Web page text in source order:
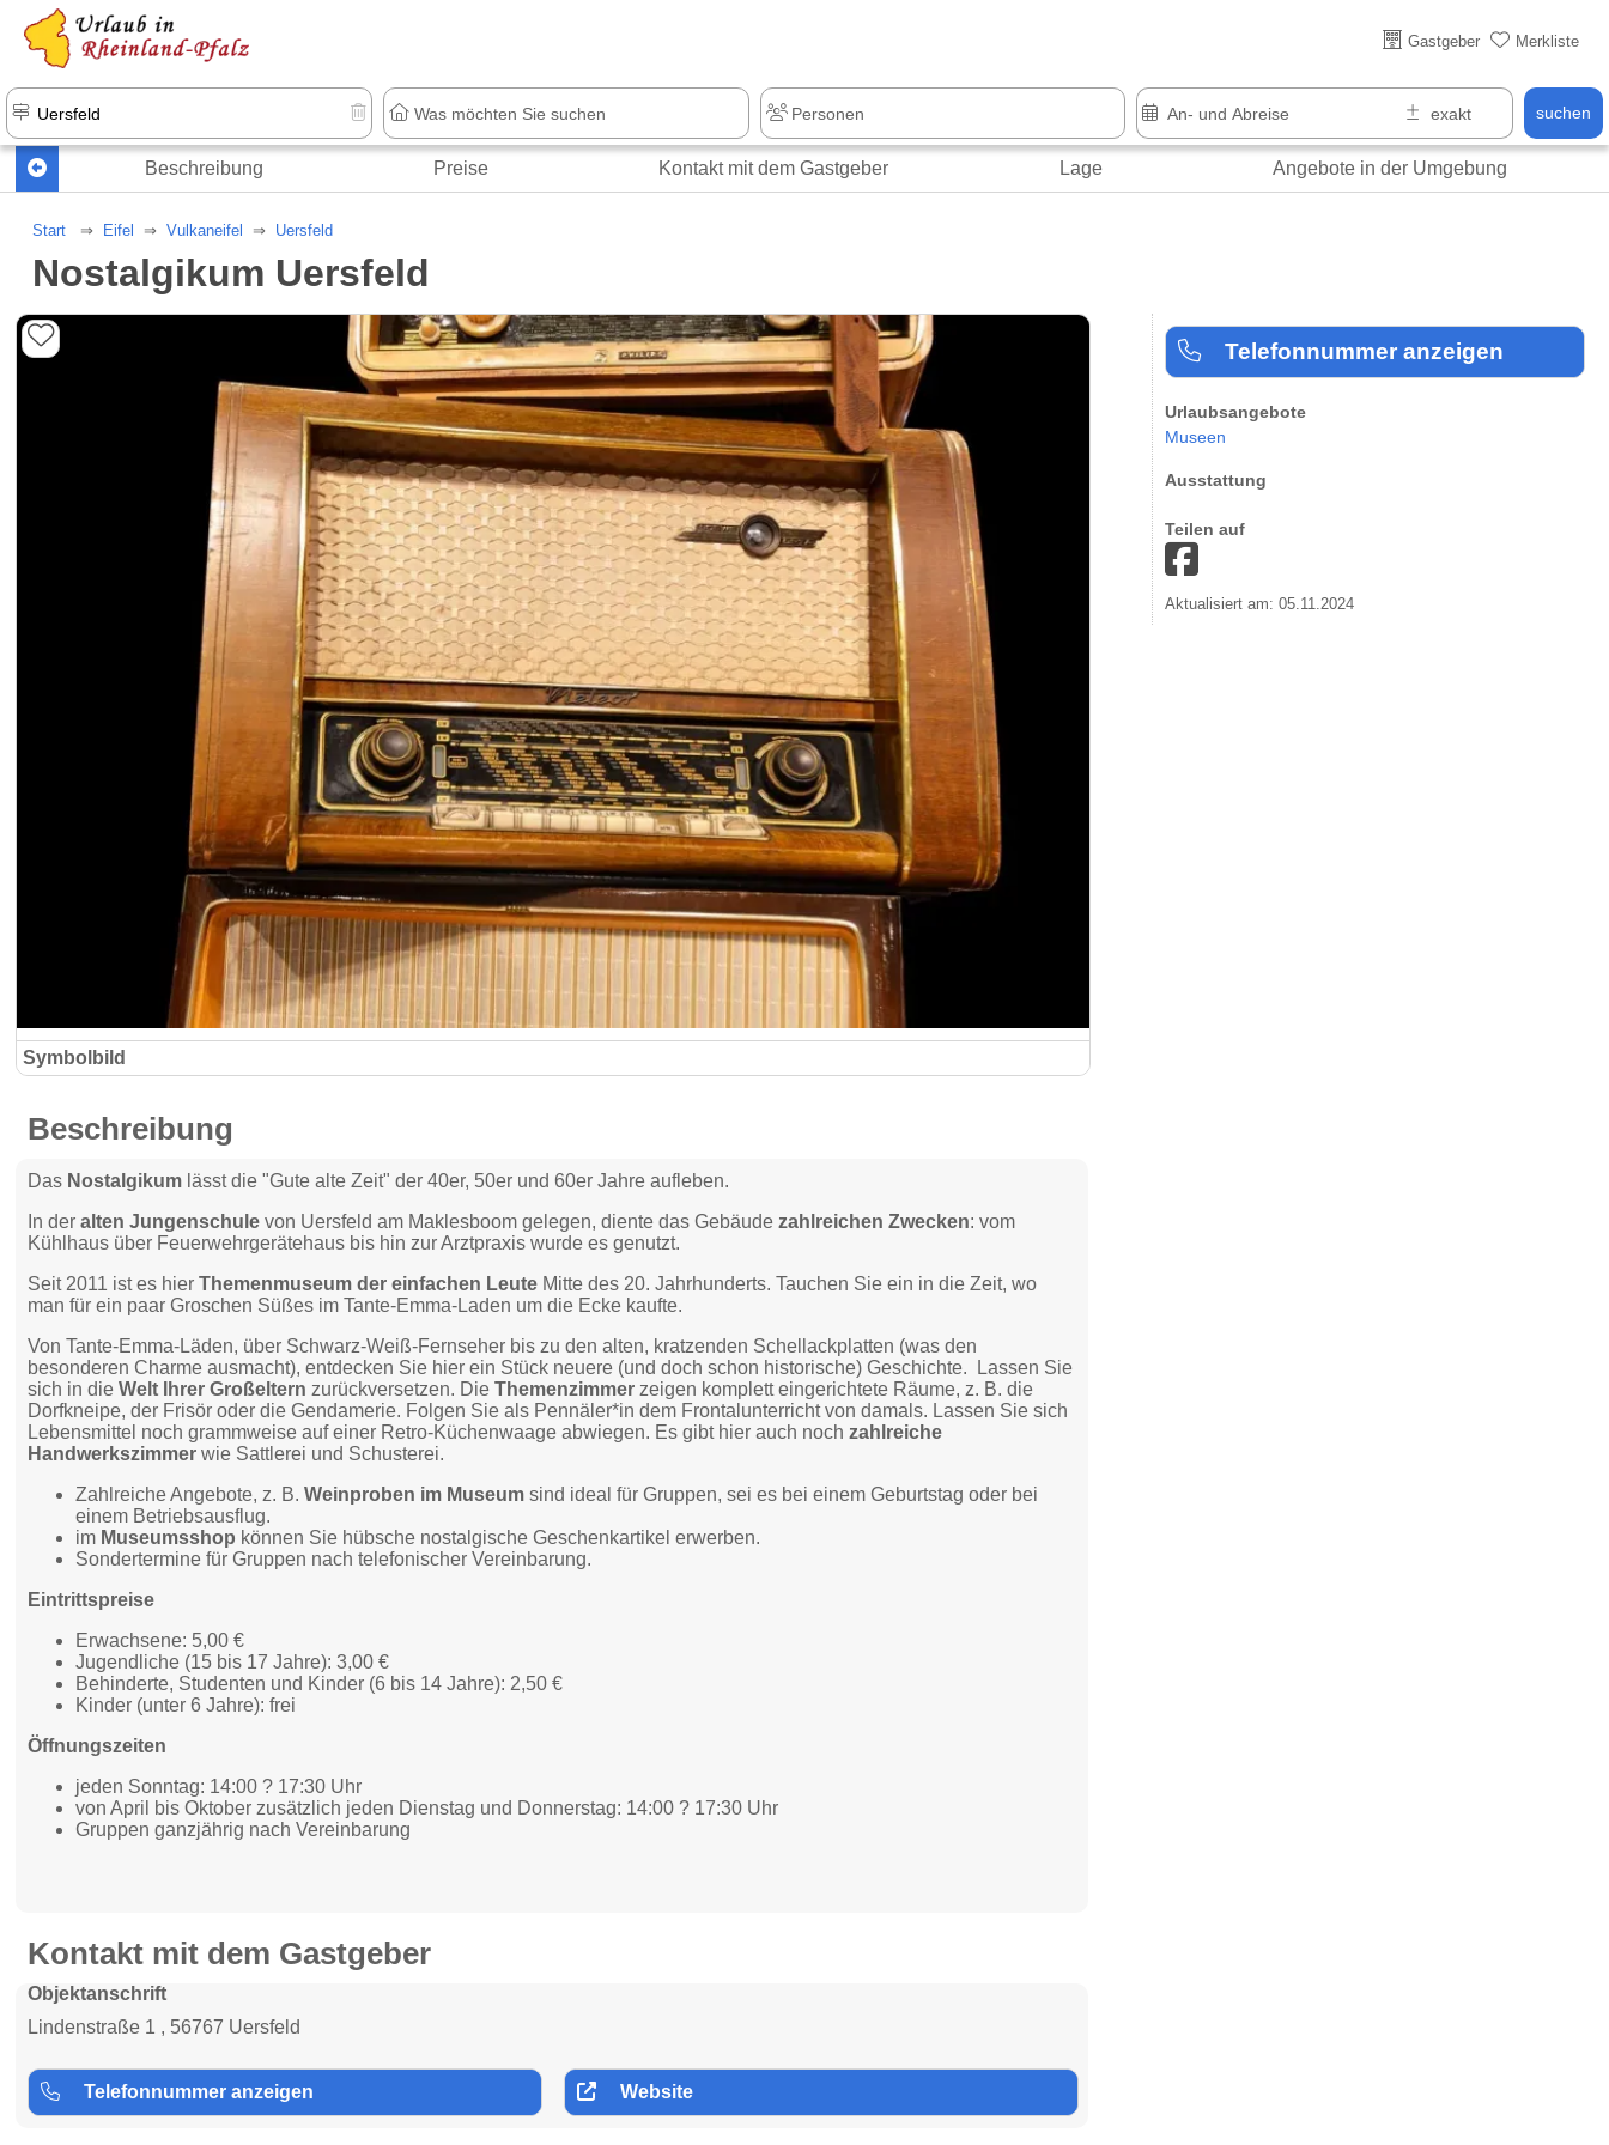
Gastgeber Merkliste
suchen
Über 25 Jahre online
Beschreibung Preise Kontakt mit dem Gastgeber Lage Angebote in der Umgebung
Start Eifel Vulkaneifel Uersfeld
Nostalgikum Uersfeld
Symbolbild
Telefonnummer anzeigen
Urlaubsangebote
Museen
Ausstattung
Teilen auf
Aktualisiert am: 05.11.2024
Beschreibung
Das Nostalgikum lässt die "Gute alte Zeit" der 40er, 50er und 60er Jahre aufleben.
In der alten Jungenschule von Uersfeld am Maklesboom gelegen, diente das Gebäude zahlreichen Zwecken: vom
Kühlhaus über Feuerwehrgerätehaus bis hin zur Arztpraxis wurde es genutzt.
Seit 2011 ist es hier Themenmuseum der einfachen Leute Mitte des 20. Jahrhunderts. Tauchen Sie ein in die Zeit, wo
man für ein paar Groschen Süßes im Tante-Emma-Laden um die Ecke kaufte.
Von Tante-Emma-Läden, über Schwarz-Weiß-Fernseher bis zu den alten, kratzenden Schellackplatten (was den
besonderen Charme ausmacht), entdecken Sie hier ein Stück neuere (und doch schon historische) Geschichte. Lassen Sie
sich in die Welt Ihrer Großeltern zurückversetzen. Die Themenzimmer zeigen komplett eingerichtete Räume, z. B. die
Dorfkneipe, der Frisör oder die Gendamerie. Folgen Sie als Pennäler*in dem Frontalunterricht von damals. Lassen Sie sich
Lebensmittel noch grammweise auf einer Retro-Küchenwaage abwiegen. Es gibt hier auch noch zahlreiche
Handwerkszimmer wie Sattlerei und Schusterei.
Zahlreiche Angebote, z. B.Weinproben im Museum sind ideal für Gruppen, sei es bei einem Geburtstag oder bei
einem Betriebsausflug.
im Museumsshop können Sie hübsche nostalgische Geschenkartikel erwerben.
Sondertermine für Gruppen nach telefonischer Vereinbarung.
Eintrittspreise
Erwachsene: 5,00 €
Jugendliche (15 bis 17 Jahre): 3,00 €
Behinderte, Studenten und Kinder (6 bis 14 Jahre): 2,50 €
Kinder (unter 6 Jahre): frei
Öffnungszeiten
jeden Sonntag: 14:00 ? 17:30 Uhr
von April bis Oktober zusätzlich jeden Dienstag und Donnerstag: 14:00 ? 17:30 Uhr
Gruppen ganzjährig nach Vereinbarung
Kontakt mit dem Gastgeber
Objektanschrift
Lindenstraße 1 , 56767 Uersfeld
Telefonnummer anzeigen Website